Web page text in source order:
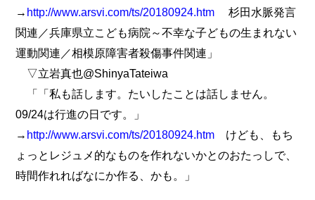
→ http://www.arsvi.com/ts/20180924.htm 杉田水脈発言
関連／兵庫県立こども病院～不幸な子どもの生まれない
運動関連／相模原障害者殺傷事件関連」
▽立岩真也@ShinyaTateiwa
「「私も話します。たいしたことは話しません。
09/24は行進の日です。」
→ http://www.arsvi.com/ts/20180924.htm けども、もち
ょっとレジュメ的なものを作れないかとのおたっしで、
時間作れればなにか作る、かも。」